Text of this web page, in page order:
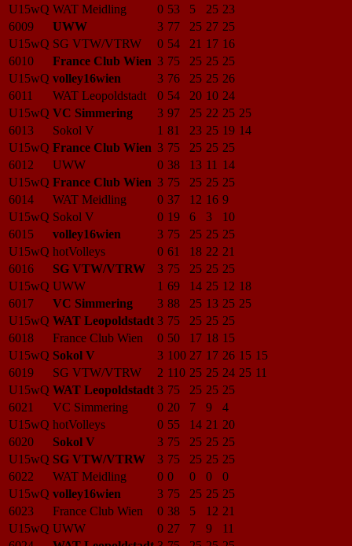
U15wQ WAT Meidling 0 53 5 25 23
6009
UWW 3 77 25 27 25
U15wQ SG VTW/VTRW 0 54 21 17 16
6010
France Club Wien 3 75 25 25 25
U15wQ volley16wien 3 76 25 25 26
6011
WAT Leopoldstadt 0 54 20 10 24
U15wQ VC Simmering 3 97 25 22 25 25
6013
Sokol V 1 81 23 25 19 14
U15wQ France Club Wien 3 75 25 25 25
6012
UWW 0 38 13 11 14
U15wQ France Club Wien 3 75 25 25 25
6014
WAT Meidling 0 37 12 16 9
U15wQ Sokol V 0 19 6 3
10
6015
volley16wien 3 75 25 25 25
U15wQ hotVolleys 0 61 18 22 21
6016
SG VTW/VTRW 3 75 25 25 25
U15wQ UWW 1 69 14 25 12 18
6017
VC Simmering 3 88 25 13 25 25
U15wQ WAT Leopoldstadt 3 75 25 25 25
6018
France Club Wien 0 50 17 18 15
U15wQ Sokol V 3 100 27 17 26 15 15
6019
SG VTW/VTRW 2 110 25 25 24 25 11
U15wQ WAT Leopoldstadt 3 75 25 25 25
6021
VC Simmering 0 20 7 9
4
U15wQ hotVolleys 0 55 14 21 20
6020
Sokol V 3 75 25 25 25
U15wQ SG VTW/VTRW 3 75 25 25 25
6022
WAT Meidling 0 0 0 0
0
U15wQ volley16wien 3 75 25 25 25
6023
France Club Wien 0 38 5 12 21
U15wQ UWW 0 27 7 9
11